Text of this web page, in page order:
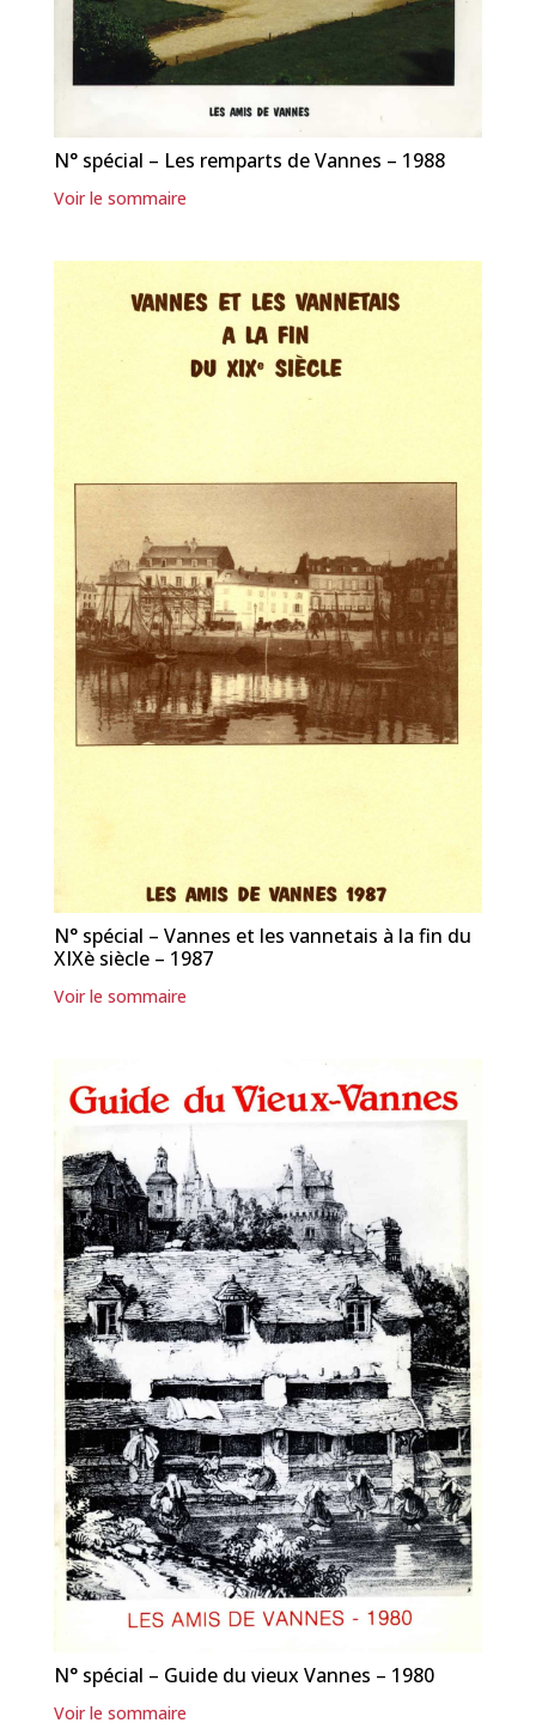
N° spécial – Les remparts de Vannes – 1988
Voir le sommaire
N° spécial – Vannes et les vannetais à la fin du
XIXè siècle – 1987
Voir le sommaire
N° spécial – Guide du vieux Vannes – 1980
Voir le sommaire